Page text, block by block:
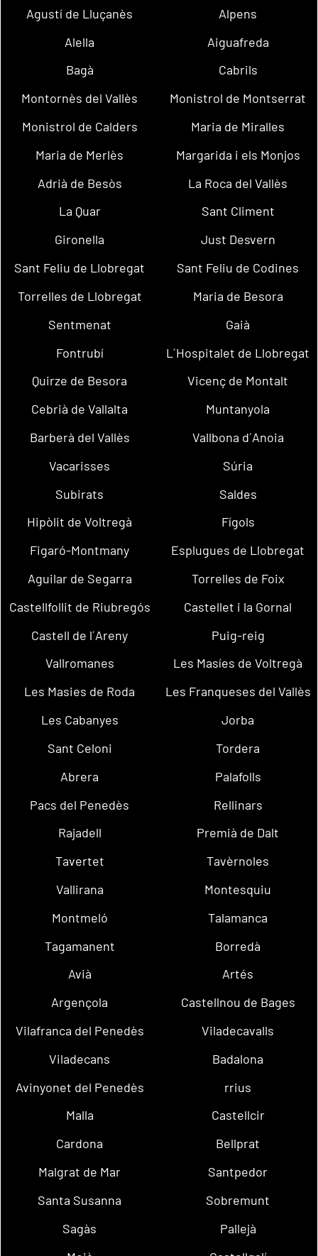
Agustí de Lluçanès
Alpens
Alella
Aiguafreda
Bagà
Cabrils
Montornès del Vallès
Monistrol de Montserrat
Monistrol de Calders
Maria de Miralles
Maria de Merlès
Margarida i els Monjos
Adrià de Besòs
La Roca del Vallès
La Quar
Sant Climent
Gironella
Just Desvern
Sant Feliu de Llobregat
Sant Feliu de Codines
Torrelles de Llobregat
Maria de Besora
Sentmenat
Gaià
Fontrubí
L´Hospitalet de Llobregat
Quirze de Besora
Vicenç de Montalt
Cebrià de Vallalta
Muntanyola
Barberà del Vallès
Vallbona d´Anoia
Vacarisses
Súria
Subirats
Saldes
Hipòlit de Voltregà
Fígols
Figaró-Montmany
Esplugues de Llobregat
Aguilar de Segarra
Torrelles de Foix
Castellfollit de Riubregós
Castellet i la Gornal
Castell de l´Areny
Puig-reig
Vallromanes
Les Masíes de Voltregà
Les Masies de Roda
Les Franqueses del Vallès
Les Cabanyes
Jorba
Sant Celoni
Tordera
Abrera
Palafolls
Pacs del Penedès
Rellinars
Rajadell
Premià de Dalt
Tavertet
Tavèrnoles
Vallirana
Montesquiu
Montmeló
Talamanca
Tagamanent
Borredà
Avià
Artés
Argençola
Castellnou de Bages
Vilafranca del Penedès
Viladecavalls
Viladecans
Badalona
Avinyonet del Penedès
rrius
Malla
Castellcir
Cardona
Bellprat
Malgrat de Mar
Santpedor
Santa Susanna
Sobremunt
Sagàs
Pallejà